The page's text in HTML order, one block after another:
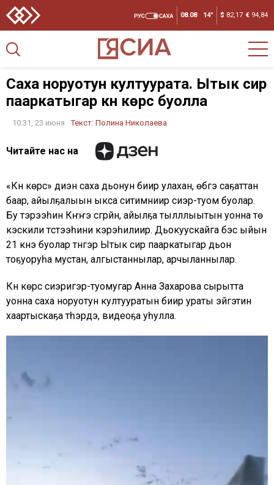
08.08 14° $ 82,17 € 94,84
Саха норуотун култуурата. Ытык сир
пааркатыгар күнү көрсүү буолла
10:31, 23 июня Текст: Полина Николаева
Читайте нас на
«Күнү көрсүү» диэн саха дьонун биир улахан, өбүгэ саҕаттан
баар, айылҕалыын ыкса ситимниир сиэр-туом буолар.
Бу тэрээһин Күҥҥэ сүгүрүйүүнү, айылҕа тылллыытын уонна үтүө
кэскили түстээһини кэрэһилиир. Дьокуускайга бэс ыйын
21 күнэ буолар түүнүгэр Ытык сир пааркатыгар дьон
тоҕуоруһа мустан, алгыстаннылар, арчыланнылар.
Күнү көрсүү сиэригэр-туомугар Анна Захарова сырытта
уонна саха норуотун култууратын биир ураты эйгэтин
хаартыскаҕа түһэрдэ, видеоҕа уһулла.